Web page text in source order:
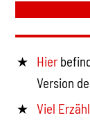
Hier
Version
Viel